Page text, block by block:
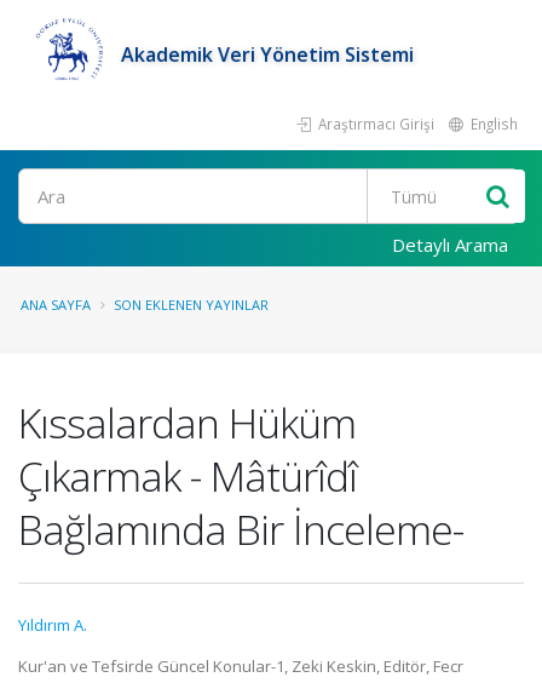
Akademik Veri Yönetim Sistemi
Araştırmacı Girişi English
Ara
Detaylı Arama
ANA SAYFA SON EKLENEN YAYINLAR
Kıssalardan Hüküm
Çıkarmak - Mâtürîdî
Bağlamında Bir İnceleme-
Yıldırım A.
Kur'an ve Tefsirde Güncel Konular-1, Zeki Keskin, Editör, Fecr